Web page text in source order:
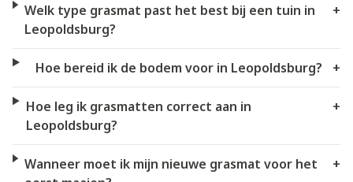
Welk type grasmat past het best bij een tuin in
Leopoldsburg?
+
Hoe bereid ik de bodem voor in Leopoldsburg? +
Hoe leg ik grasmatten correct aan in
Leopoldsburg?
+
Wanneer moet ik mijn nieuwe grasmat voor het
+